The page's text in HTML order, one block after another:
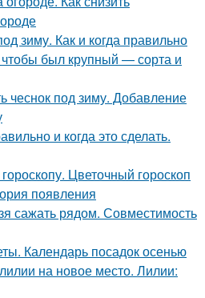
зиму. Как и когда правильно
чтобы был крупный — сорта и
чеснок под зиму. Добавление
и когда это сделать.
Цветочный гороскоп
появления
сажать рядом. Совместимость
Календарь посадок осенью
на новое место. Лилии: